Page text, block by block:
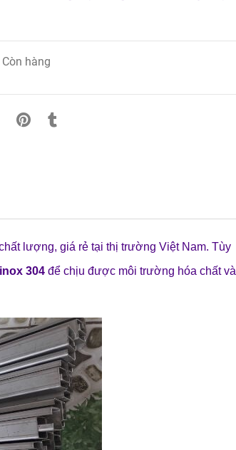
Còn hàng
lượng, giá rẻ tại thị trường Việt Nam. Tùy
304 để chịu được môi trường hóa chất và